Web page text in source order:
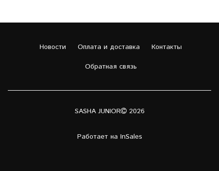
Новости Оплата и доставка
Контакты
Обратная связь
SASHA JUNIOR 2026
Работает на InSales